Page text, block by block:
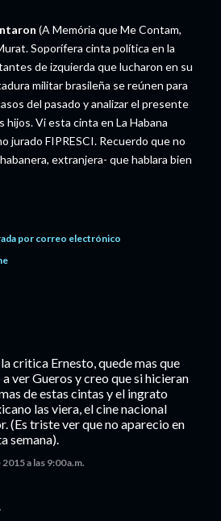
(A Memória que Me Contam,
Soporífera cinta política en la
de izquierda que lucharon en su
militar brasileña se reúnen para
del pasado y analizar el presente
hijos. Vi esta cinta en La Habana
jurado FIPRESCI. Recuerdo que no
extranjera- que hablara bien
por correo electrónico
critica Ernesto, quede mas que
ver Gueros y creo que si hicieran
de estas cintas y el ingrato
las viera, el cine nacional
(Es triste ver que no aparecio en
semana).
a las 9:00 a.m.